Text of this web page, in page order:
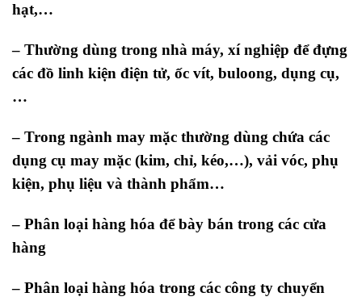
hạt,…
– Thường dùng trong nhà máy, xí nghiệp để đựng
các đồ linh kiện điện tử, ốc vít, buloong, dụng cụ,
…
– Trong ngành may mặc thường dùng chứa các
dụng cụ may mặc (kim, chỉ, kéo,…), vải vóc, phụ
kiện, phụ liệu và thành phẩm…
– Phân loại hàng hóa để bày bán trong các cửa
hàng
– Phân loại hàng hóa trong các công ty chuyển